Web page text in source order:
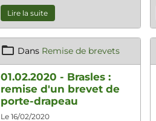
Lire la suite
Dans Remise de brevets
01.02.2020 - Brasles :
remise d'un brevet de
porte-drapeau
Le 16/02/2020